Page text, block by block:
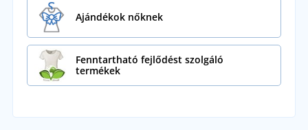
Ajándékok nőknek
Fenntartható fejlődést szolgáló
termékek